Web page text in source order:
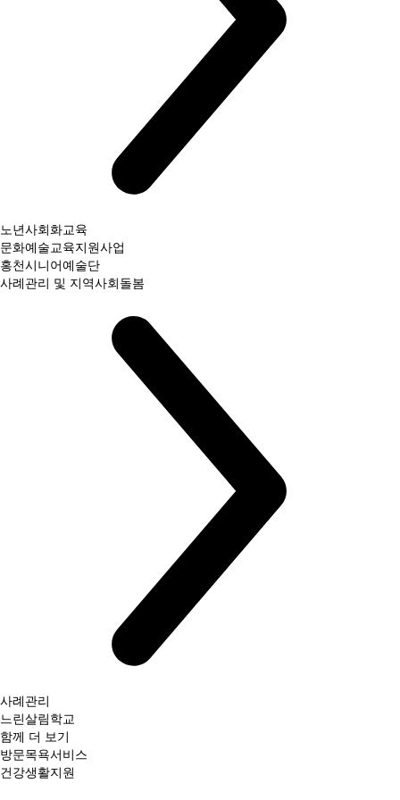
노년사회화교육
문화예술교육지원사업
홍천시니어예술단
사례관리 및 지역사회돌봄
사례관리
느린살림학교
함께 더 보기
방문목욕서비스
건강생활지원